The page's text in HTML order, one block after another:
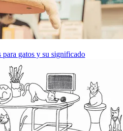
para gatos y su significado